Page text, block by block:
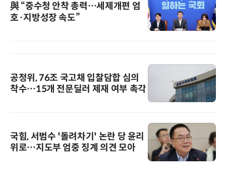
與 “중수청 안착 총력…세제개편 엄
호·지방성장 속도”
공정위, 76조 국고채 입찰담합 심의
착수…15개 전문딜러 제재 여부 촉각
국힘, 서범수 '돌려차기' 논란 당 윤리
위로…지도부 엄중 징계 의견 모아